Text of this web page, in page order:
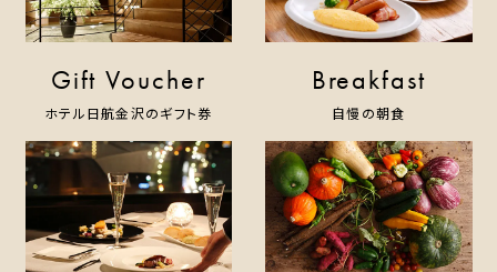
Gift Voucher
ホテル日航金沢のギフト券
Breakfast
自慢の朝食